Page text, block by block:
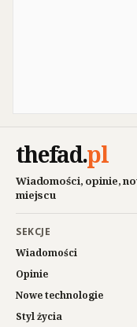
thefad.pl
Wiadomości, opinie,
miejscu
SEKCJE
Wiadomości
Opinie
Nowe technologie
Styl życia